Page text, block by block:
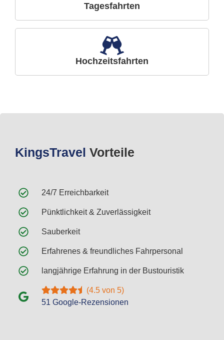
Tagesfahrten
Hochzeitsfahrten
KingsTravel Vorteile
24/7 Erreichbarkeit
Pünktlichkeit & Zuverlässigkeit
Sauberkeit
Erfahrenes & freundliches Fahrpersonal
langjährige Erfahrung in der Bustouristik
(4.5 von 5)
51 Google-Rezensionen